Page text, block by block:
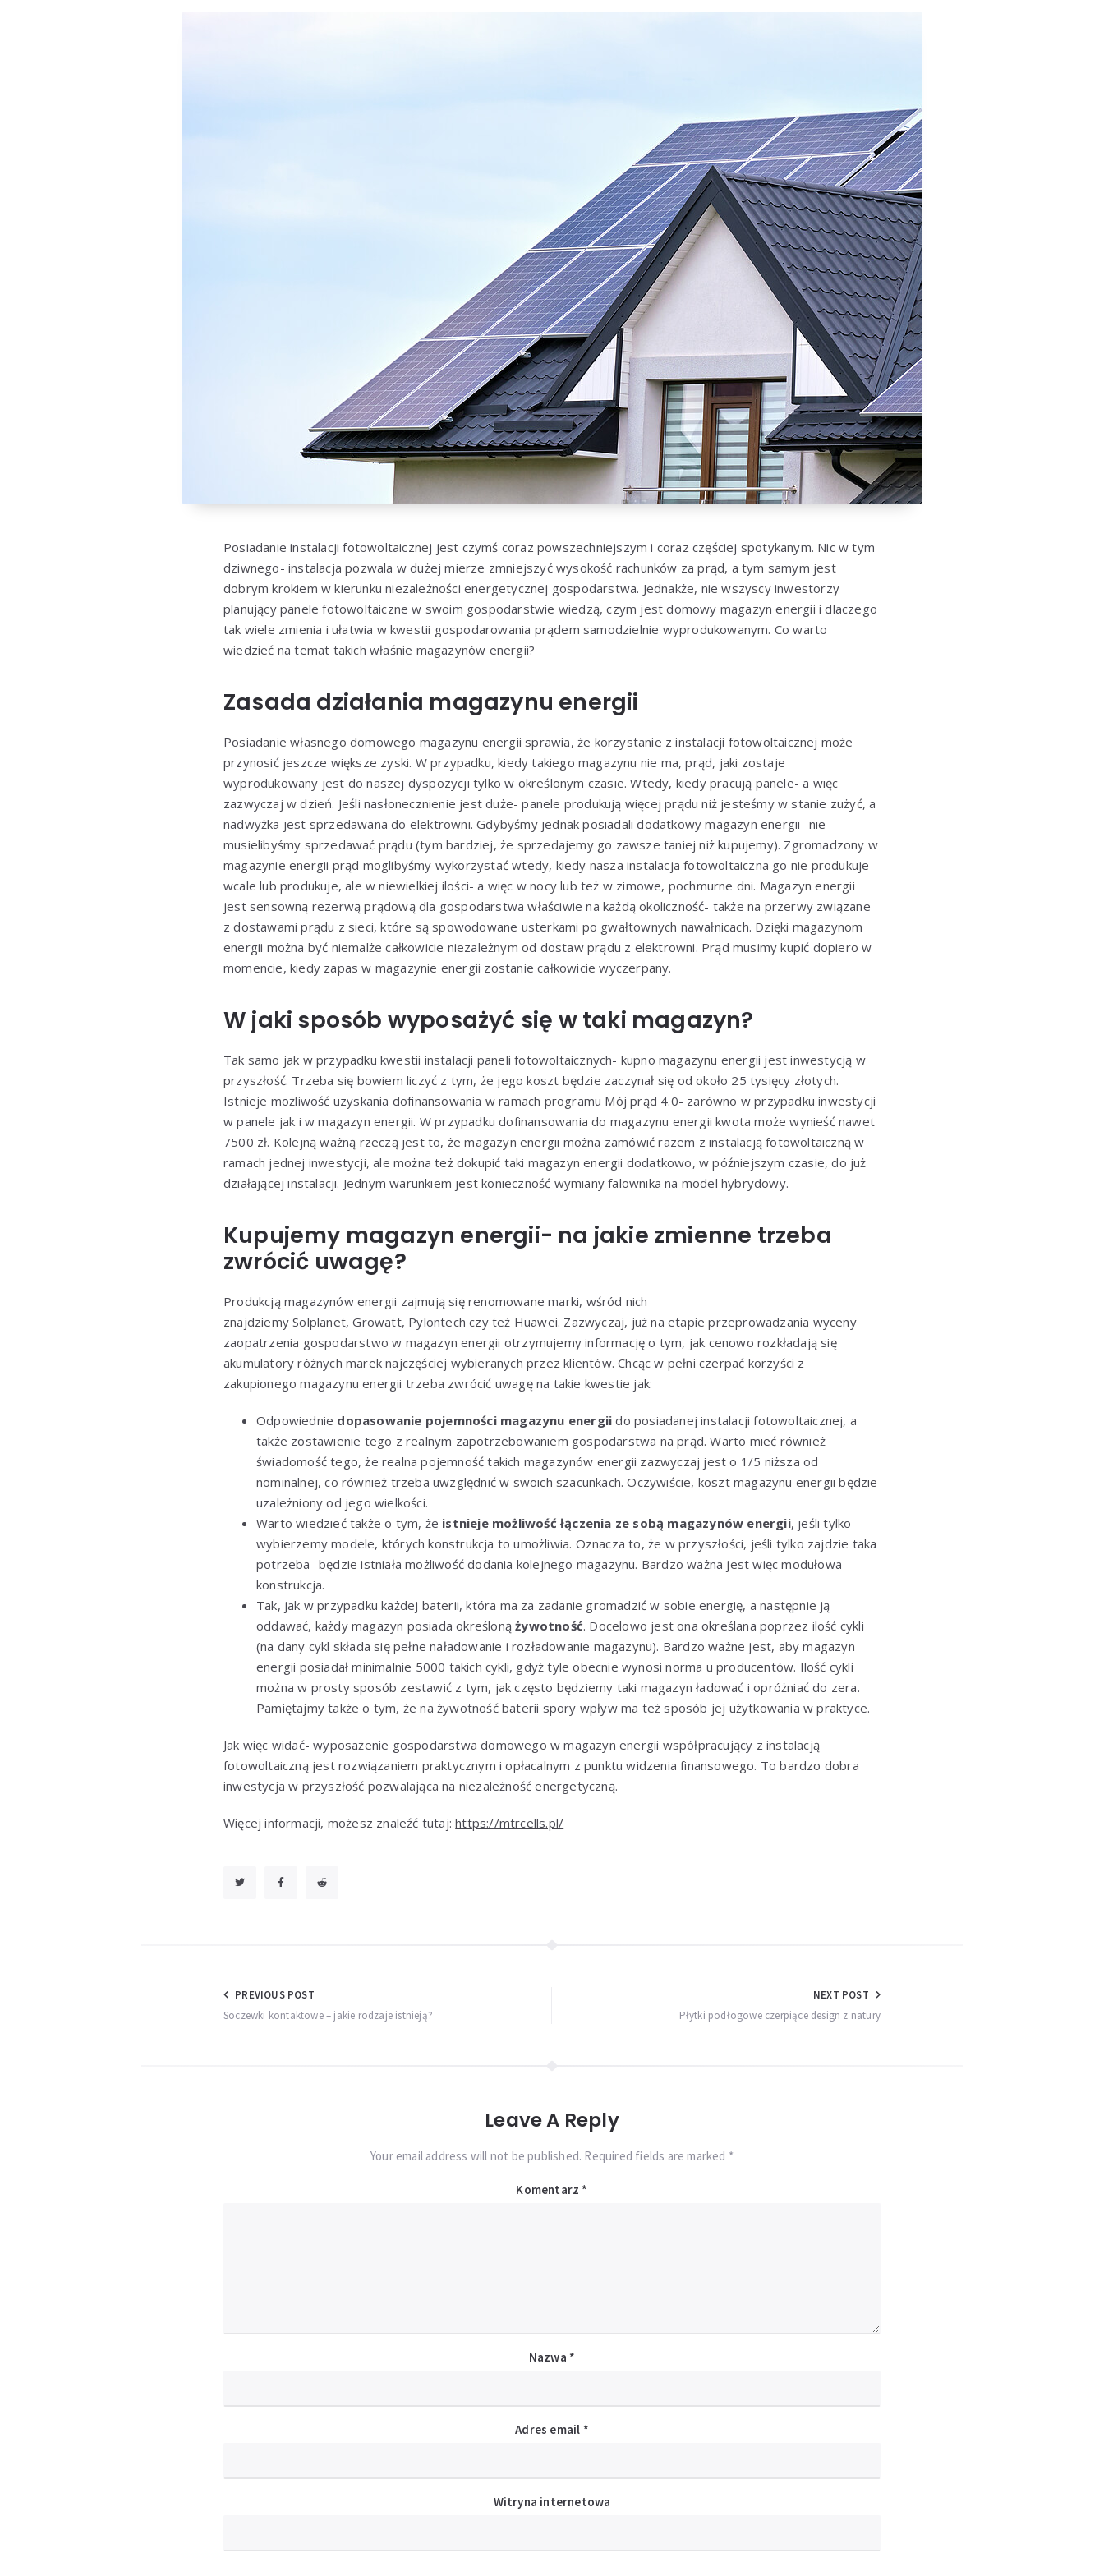
Posiadanie instalacji fotowoltaicznej jest czymś coraz powszechniejszym i coraz częściej spotykanym. Nic w tym
dziwnego- instalacja pozwala w dużej mierze zmniejszyć wysokość rachunków za prąd, a tym samym jest
dobrym krokiem w kierunku niezależności energetycznej gospodarstwa. Jednakże, nie wszyscy inwestorzy
planujący panele fotowoltaiczne w swoim gospodarstwie wiedzą, czym jest domowy magazyn energii i dlaczego
tak wiele zmienia i ułatwia w kwestii gospodarowania prądem samodzielnie wyprodukowanym. Co warto
wiedzieć na temat takich właśnie magazynów energii?
Zasada działania magazynu energii
Posiadanie własnego domowego magazynu energii sprawia, że korzystanie z instalacji fotowoltaicznej może
przynosić jeszcze większe zyski. W przypadku, kiedy takiego magazynu nie ma, prąd, jaki zostaje
wyprodukowany jest do naszej dyspozycji tylko w określonym czasie. Wtedy, kiedy pracują panele- a więc
zazwyczaj w dzień. Jeśli nasłonecznienie jest duże- panele produkują więcej prądu niż jesteśmy w stanie zużyć, a
nadwyżka jest sprzedawana do elektrowni. Gdybyśmy jednak posiadali dodatkowy magazyn energii- nie
musielibyśmy sprzedawać prądu (tym bardziej, że sprzedajemy go zawsze taniej niż kupujemy). Zgromadzony w
magazynie energii prąd moglibyśmy wykorzystać wtedy, kiedy nasza instalacja fotowoltaiczna go nie produkuje
wcale lub produkuje, ale w niewielkiej ilości- a więc w nocy lub też w zimowe, pochmurne dni. Magazyn energii
jest sensowną rezerwą prądową dla gospodarstwa właściwie na każdą okoliczność- także na przerwy związane
z dostawami prądu z sieci, które są spowodowane usterkami po gwałtownych nawałnicach. Dzięki magazynom
energii można być niemalże całkowicie niezależnym od dostaw prądu z elektrowni. Prąd musimy kupić dopiero w
momencie, kiedy zapas w magazynie energii zostanie całkowicie wyczerpany.
W jaki sposób wyposażyć się w taki magazyn?
Tak samo jak w przypadku kwestii instalacji paneli fotowoltaicznych- kupno magazynu energii jest inwestycją w
przyszłość. Trzeba się bowiem liczyć z tym, że jego koszt będzie zaczynał się od około 25 tysięcy złotych.
Istnieje możliwość uzyskania dofinansowania w ramach programu Mój prąd 4.0- zarówno w przypadku inwestycji
w panele jak i w magazyn energii. W przypadku dofinansowania do magazynu energii kwota może wynieść nawet
7500 zł. Kolejną ważną rzeczą jest to, że magazyn energii można zamówić razem z instalacją fotowoltaiczną w
ramach jednej inwestycji, ale można też dokupić taki magazyn energii dodatkowo, w późniejszym czasie, do już
działającej instalacji. Jednym warunkiem jest konieczność wymiany falownika na model hybrydowy.
Kupujemy magazyn energii- na jakie zmienne trzeba
zwrócić uwagę?
Produkcją magazynów energii zajmują się renomowane marki, wśród nich
znajdziemy Solplanet, Growatt, Pylontech czy też Huawei. Zazwyczaj, już na etapie przeprowadzania wyceny
zaopatrzenia gospodarstwo w magazyn energii otrzymujemy informację o tym, jak cenowo rozkładają się
akumulatory różnych marek najczęściej wybieranych przez klientów. Chcąc w pełni czerpać korzyści z
zakupionego magazynu energii trzeba zwrócić uwagę na takie kwestie jak:
Odpowiednie dopasowanie pojemności magazynu energii do posiadanej instalacji fotowoltaicznej, a
także zostawienie tego z realnym zapotrzebowaniem gospodarstwa na prąd. Warto mieć również
świadomość tego, że realna pojemność takich magazynów energii zazwyczaj jest o 1/5 niższa od
nominalnej, co również trzeba uwzględnić w swoich szacunkach. Oczywiście, koszt magazynu energii będzie
uzależniony od jego wielkości.
Warto wiedzieć także o tym, że istnieje możliwość łączenia ze sobą magazynów energii, jeśli tylko
wybierzemy modele, których konstrukcja to umożliwia. Oznacza to, że w przyszłości, jeśli tylko zajdzie taka
potrzeba- będzie istniała możliwość dodania kolejnego magazynu. Bardzo ważna jest więc modułowa
konstrukcja.
Tak, jak w przypadku każdej baterii, która ma za zadanie gromadzić w sobie energię, a następnie ją
oddawać, każdy magazyn posiada określonążywotność. Docelowo jest ona określana poprzez ilość cykli
(na dany cykl składa się pełne naładowanie i rozładowanie magazynu). Bardzo ważne jest, aby magazyn
energii posiadał minimalnie 5000 takich cykli, gdyż tyle obecnie wynosi norma u producentów. Ilość cykli
można w prosty sposób zestawić z tym, jak często będziemy taki magazyn ładować i opróżniać do zera.
Pamiętajmy także o tym, że na żywotność baterii spory wpływ ma też sposób jej użytkowania w praktyce.
Jak więc widać- wyposażenie gospodarstwa domowego w magazyn energii współpracujący z instalacją
fotowoltaiczną jest rozwiązaniem praktycznym i opłacalnym z punktu widzenia finansowego. To bardzo dobra
inwestycja w przyszłość pozwalająca na niezależność energetyczną.
Więcej informacji, możesz znaleźć tutaj:https://mtrcells.pl/
Nawigacja
wpisu
PREVIOUS POST
Soczewki kontaktowe – jakie rodzaje istnieją?
NEXT POST
Płytki podłogowe czerpiące design z natury
Leave A Reply
Your email address will not be published. Required fields are marked *
Komentarz *
Nazwa *
Adres email *
Witryna internetowa